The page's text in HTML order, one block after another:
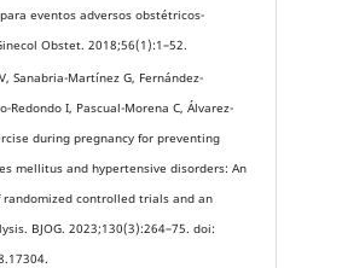
eventos adversos obstétricos-
Obstet. 2018;56(1):1–52.
Sanabria-Martínez G, Fernández-
Redondo I, Pascual-Morena C, Álvarez-
during pregnancy for preventing
mellitus and hypertensive disorders: An
controlled trials and an
BJOG. 2023;130(3):264–75. doi: